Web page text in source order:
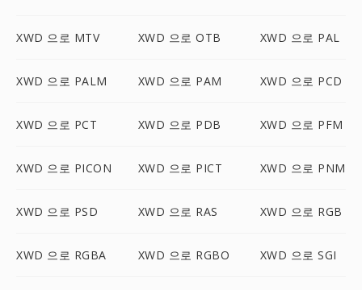
XWD 으로 MTV XWD 으로 OTB XWD 으로 PAL
XWD 으로 PALM XWD 으로 PAM XWD 으로 PCD
XWD 으로 PCT XWD 으로 PDB XWD 으로 PFM
XWD 으로 PICON XWD 으로 PICT XWD 으로 PNM
XWD 으로 PSD XWD 으로 RAS XWD 으로 RGB
XWD 으로 RGBA XWD 으로 RGBO XWD 으로 SGI